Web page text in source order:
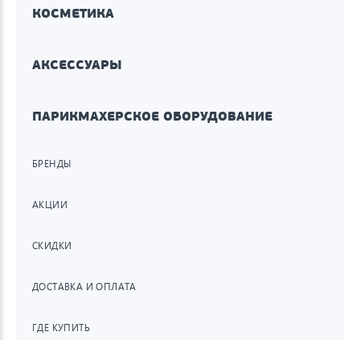
КОСМЕТИКА
АКСЕССУАРЫ
ПАРИКМАХЕРСКОЕ ОБОРУДОВАНИЕ
БРЕНДЫ
АКЦИИ
СКИДКИ
ДОСТАВКА И ОПЛАТА
ГДЕ КУПИТЬ